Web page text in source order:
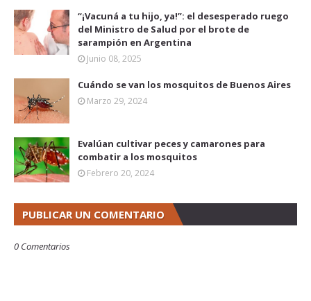
“¡Vacuná a tu hijo, ya!”: el desesperado ruego
del Ministro de Salud por el brote de
sarampión en Argentina
Junio 08, 2025
Cuándo se van los mosquitos de Buenos Aires
Marzo 29, 2024
Evalúan cultivar peces y camarones para
combatir a los mosquitos
Febrero 20, 2024
PUBLICAR UN COMENTARIO
0 Comentarios